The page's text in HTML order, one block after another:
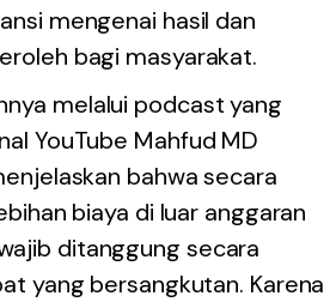
mengenai hasil dan
bagi masyarakat.
melalui podcast yang
YouTube Mahfud MD
bahwa secara
biaya di luar anggaran
ditanggung secara
yang bersangkutan. Karena